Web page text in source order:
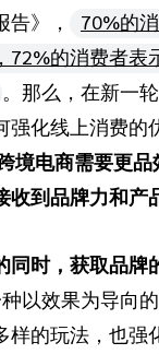
告》，
70%的
72%的消费者表
。那么，在新一
强化线上消费的
境电商需要更
到品牌力和产
时，获取品牌
种以效果为导向
样的玩法，也强